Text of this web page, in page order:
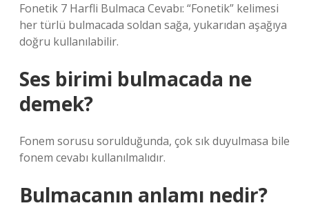
Fonetik 7 Harfli Bulmaca Cevabı: “Fonetik” kelimesi
her türlü bulmacada soldan sağa, yukarıdan aşağıya
doğru kullanılabilir.
Ses birimi bulmacada ne
demek?
Fonem sorusu sorulduğunda, çok sık duyulmasa bile
fonem cevabı kullanılmalıdır.
Bulmacanın anlamı nedir?